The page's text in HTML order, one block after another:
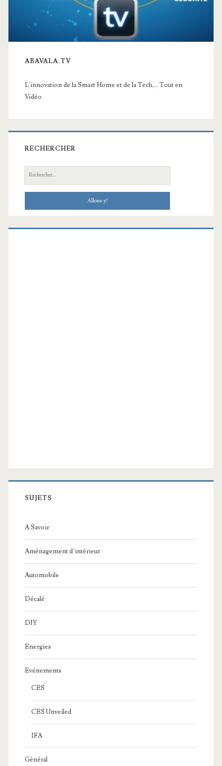
ABAVALA.TV
L'innovation de la Smart Home et de la Tech,... Tout en
Vidéo
RECHERCHER
Recherche:
SUJETS
A Savoir
Aménagement d’intérieur
Automobile
Décalé
DIY
Energies
Evénements
CES
CES Unveiled
IFA
Général